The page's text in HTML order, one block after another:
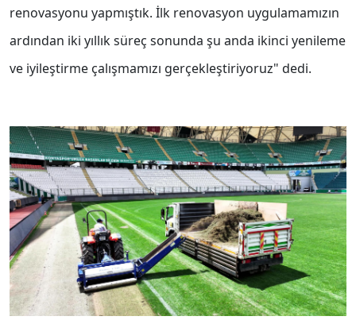
renovasyonu yapmıştık. İlk renovasyon uygulamamızın
ardından iki yıllık süreç sonunda şu anda ikinci yenileme
ve iyileştirme çalışmamızı gerçekleştiriyoruz" dedi.